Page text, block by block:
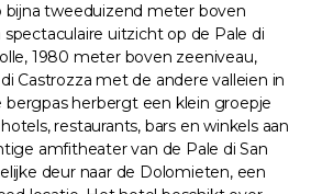
bijna tweeduizend meter boven
uitzicht op de Pale di
1980 meter boven zeeniveau,
Castrozza met de andere valleien in
herbergt een klein groepje
restaurants, bars en winkels aan
amfitheater van de Pale di San
deur naar de Dolomieten, een